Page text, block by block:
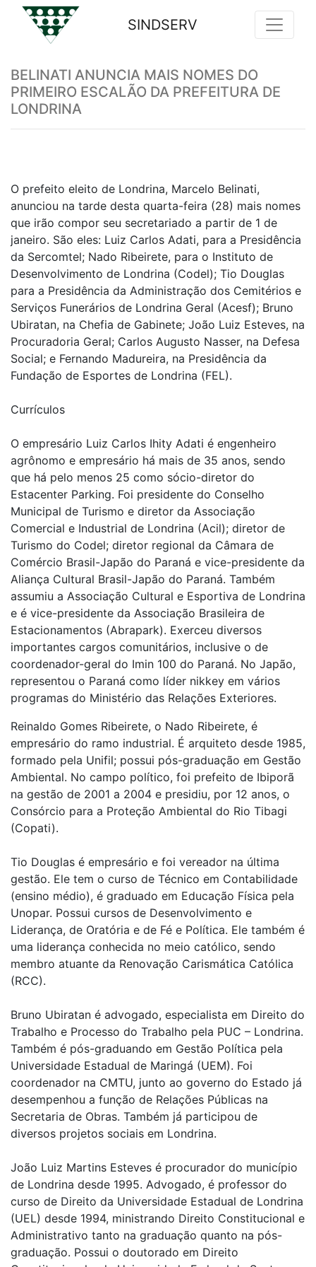
SINDSERV
BELINATI ANUNCIA MAIS NOMES DO
PRIMEIRO ESCALÃO DA PREFEITURA DE
LONDRINA
O prefeito eleito de Londrina, Marcelo Belinati,
anunciou na tarde desta quarta-feira (28) mais nomes
que irão compor seu secretariado a partir de 1 de
janeiro. São eles: Luiz Carlos Adati, para a Presidência
da Sercomtel; Nado Ribeirete, para o Instituto de
Desenvolvimento de Londrina (Codel); Tio Douglas
para a Presidência da Administração dos Cemitérios e
Serviços Funerários de Londrina Geral (Acesf); Bruno
Ubiratan, na Chefia de Gabinete; João Luiz Esteves, na
Procuradoria Geral; Carlos Augusto Nasser, na Defesa
Social; e Fernando Madureira, na Presidência da
Fundação de Esportes de Londrina (FEL).
Currículos
O empresário Luiz Carlos Ihity Adati é engenheiro
agrônomo e empresário há mais de 35 anos, sendo
que há pelo menos 25 como sócio-diretor do
Estacenter Parking. Foi presidente do Conselho
Municipal de Turismo e diretor da Associação
Comercial e Industrial de Londrina (Acil); diretor de
Turismo do Codel; diretor regional da Câmara de
Comércio Brasil-Japão do Paraná e vice-presidente da
Aliança Cultural Brasil-Japão do Paraná. Também
assumiu a Associação Cultural e Esportiva de Londrina
e é vice-presidente da Associação Brasileira de
Estacionamentos (Abrapark). Exerceu diversos
importantes cargos comunitários, inclusive o de
coordenador-geral do Imin 100 do Paraná. No Japão,
representou o Paraná como líder nikkey em vários
programas do Ministério das Relações Exteriores.
Reinaldo Gomes Ribeirete, o Nado Ribeirete, é
empresário do ramo industrial. É arquiteto desde 1985,
formado pela Unifil; possui pós-graduação em Gestão
Ambiental. No campo político, foi prefeito de Ibiporã
na gestão de 2001 a 2004 e presidiu, por 12 anos, o
Consórcio para a Proteção Ambiental do Rio Tibagi
(Copati).
Tio Douglas é empresário e foi vereador na última
gestão. Ele tem o curso de Técnico em Contabilidade
(ensino médio), é graduado em Educação Física pela
Unopar. Possui cursos de Desenvolvimento e
Liderança, de Oratória e de Fé e Política. Ele também é
uma liderança conhecida no meio católico, sendo
membro atuante da Renovação Carismática Católica
(RCC).
Bruno Ubiratan é advogado, especialista em Direito do
Trabalho e Processo do Trabalho pela PUC – Londrina.
Também é pós-graduando em Gestão Política pela
Universidade Estadual de Maringá (UEM). Foi
coordenador na CMTU, junto ao governo do Estado já
desempenhou a função de Relações Públicas na
Secretaria de Obras. Também já participou de
diversos projetos sociais em Londrina.
João Luiz Martins Esteves é procurador do município
de Londrina desde 1995. Advogado, é professor do
curso de Direito da Universidade Estadual de Londrina
(UEL) desde 1994, ministrando Direito Constitucional e
Administrativo tanto na graduação quanto na pós-
graduação. Possui o doutorado em Direito